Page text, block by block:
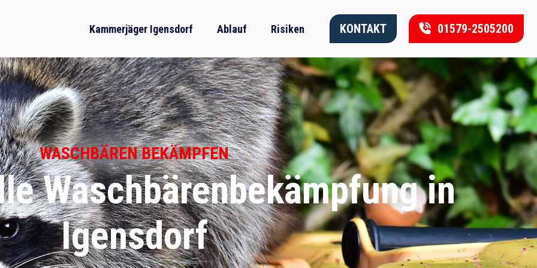
Kammerjäger Igensdorf Ablauf Risiken KONTAKT 01579-2505200
WASCHBÄREN BEKÄMPFEN
Waschbärenbekämpfung in
Igensdorf